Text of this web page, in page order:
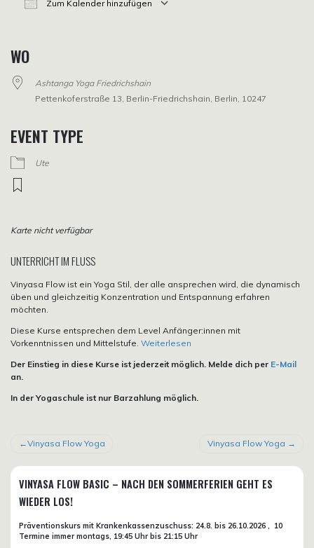
Zum Kalender hinzufügen
WO
Ashtanga Yoga Friedrichshain
Pettenkoferstraße 13, Berlin-Friedrichshain, Berlin, 10247
EVENT TYPE
Ute
Karte nicht verfügbar
UNTERRICHT IM FLUSS
Vinyasa Flow ist ein Yoga Stil, der alle ansprechen wird, die dynamisch
üben und gleichzeitig Konzentration und Entspannung erfahren
möchten.
Diese Kurse entsprechen dem Level Anfänger:innen mit
Vorkenntnissen und Mittelstufe. Weiterlesen
Der Einstieg in diese Kurse ist jederzeit möglich. Melde dich per E-Mail
an.
In der Yogaschule ist nur Barzahlung möglich.
BEITRAGSNAVIGATION
Vinyasa Flow Yoga Vinyasa Flow Yoga
VINYASA FLOW BASIC – NACH DEN SOMMERFERIEN GEHT ES
WIEDER LOS!
Präventionskurs mit Krankenkassenzuschuss: 24.8. bis 26.10.2026 , 10
Termine immer montags, 19:45 Uhr bis 21:15 Uhr